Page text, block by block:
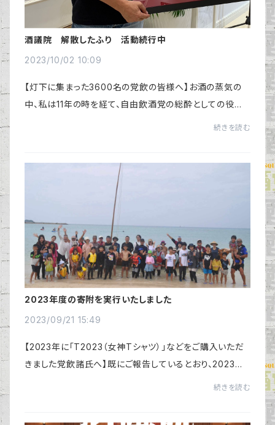
酒議院 解散したふり 活動続行中
2023/10/02 10:09
【灯下に集まった3600名の党飲の皆様へ】お酒の蒸気の
中、私は11年の時を経て、自由飲酒党の総酔としての役目
続きを読む
2023年度の寄附を実行いたしました
2023/09/21 15:49
【2023年に「T2023（女神Tシャツ）」などをご購入いただ
きました党飲諸氏へ】既にご報告しているとおり、2023年
続きを読む